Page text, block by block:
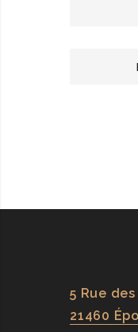
5 Rue
21460